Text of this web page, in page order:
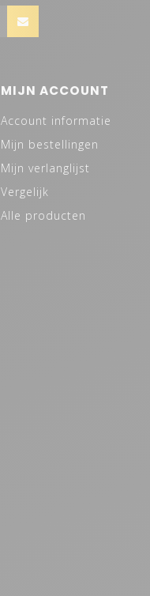
MIJN ACCOUNT
Account informatie
Mijn bestellingen
Mijn verlanglijst
Vergelijk
Alle producten